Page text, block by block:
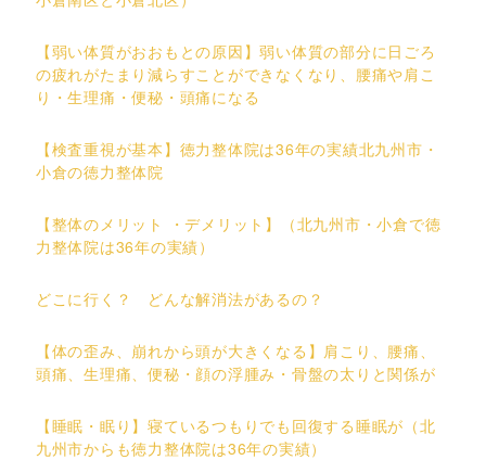
【弱い体質がおおもとの原因】弱い体質の部分に日ごろ
の疲れがたまり減らすことができなくなり、腰痛や肩こ
り・生理痛・便秘・頭痛になる
【検査重視が基本】徳力整体院は36年の実績北九州市・
小倉の徳力整体院
【整体のメリット ・デメリット】（北九州市・小倉で徳
力整体院は36年の実績）
どこに行く？ どんな解消法があるの？
【体の歪み、崩れから頭が大きくなる】肩こり、腰痛、
頭痛、生理痛、便秘・顔の浮腫み・骨盤の太りと関係が
【睡眠・眠り】寝ているつもりでも回復する睡眠が（北
九州市からも徳力整体院は36年の実績）